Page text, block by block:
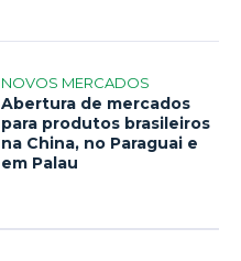
NOVOS MERCADOS
Abertura de mercados
para produtos brasileiros
na China, no Paraguai e
em Palau